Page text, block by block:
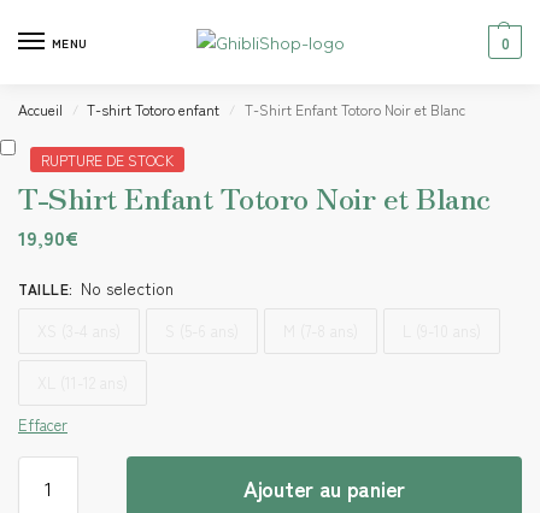
MENU 0
Accueil / T-shirt Totoro enfant / T-Shirt Enfant Totoro Noir et Blanc
RUPTURE DE STOCK
T-Shirt Enfant Totoro Noir et Blanc
19,90€
TAILLE: No selection
Effacer
Ajouter au panier